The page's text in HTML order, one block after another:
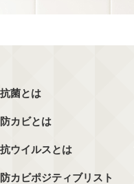
抗菌とは
防カビとは
抗ウイルスとは
防カビポジティブリスト